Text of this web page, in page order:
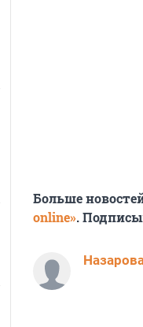
Больше
online».